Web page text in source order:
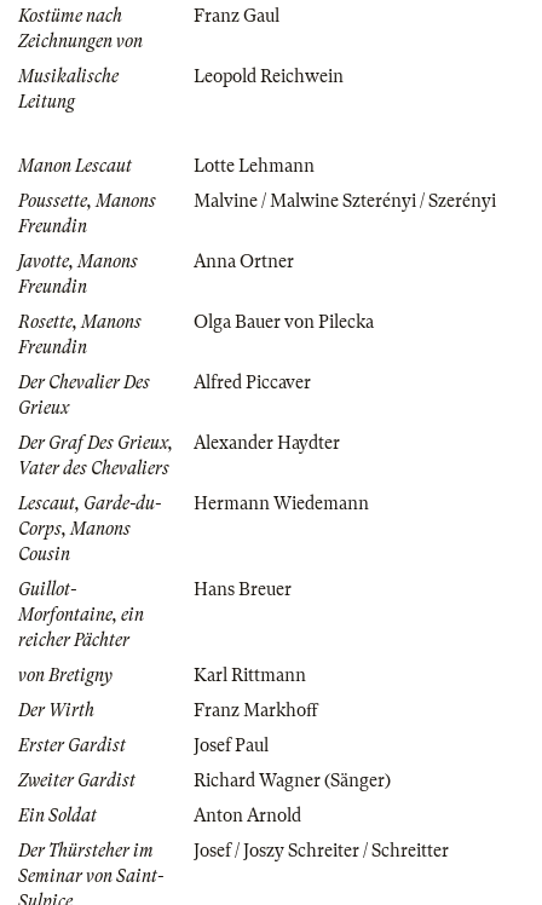
Kostüme nach
Zeichnungen von
Franz Gaul
Musikalische
Leitung
Leopold Reichwein
Manon Lescaut
Lotte Lehmann
Poussette, Manons
Freundin
Malvine / Malwine Szterényi / Szerényi
Javotte, Manons
Freundin
Anna Ortner
Rosette, Manons
Freundin
Olga Bauer von Pilecka
Der Chevalier Des
Grieux
Alfred Piccaver
Der Graf Des Grieux,
Vater des Chevaliers
Alexander Haydter
Lescaut, Garde-du-
Corps, Manons
Cousin
Hermann Wiedemann
Guillot-
Morfontaine, ein
reicher Pächter
Hans Breuer
von Bretigny
Karl Rittmann
Der Wirth
Franz Markhoff
Erster Gardist
Josef Paul
Zweiter Gardist
Richard Wagner (Sänger)
Ein Soldat
Anton Arnold
Der Thürsteher im
Seminar von Saint-
Josef / Joszy Schreiter / Schreitter